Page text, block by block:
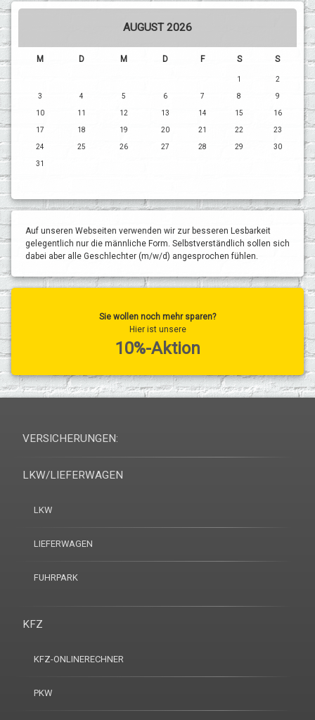
AUGUST 2026
M D M D F S S
1 2
3 4 5 6 7 8 9
10 11 12 13 14 15 16
17 18 19 20 21 22 23
24 25 26 27 28 29 30
31
Auf unseren Webseiten verwenden wir zur besseren Lesbarkeit
gelegentlich nur die männliche Form. Selbstverständlich sollen sich
dabei aber alle Geschlechter (m/w/d) angesprochen fühlen.
Sie wollen noch mehr sparen?
Hier ist unsere
10%-Aktion
VERSICHERUNGEN:
LKW/LIEFERWAGEN
LKW
LIEFERWAGEN
FUHRPARK
KFZ
KFZ-ONLINERECHNER
PKW